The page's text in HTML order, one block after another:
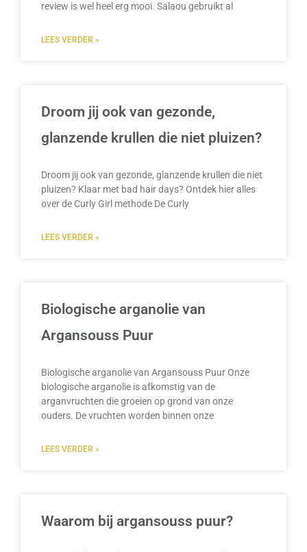
review is wel heel erg mooi. Salaou gebruikt al
LEES VERDER »
Droom jij ook van gezonde,
glanzende krullen die niet pluizen?
Droom jij ook van gezonde, glanzende krullen die niet
pluizen? Klaar met bad hair days? Ontdek hier alles
over de Curly Girl methode De Curly
LEES VERDER »
Biologische arganolie van
Argansouss Puur
Biologische arganolie van Argansouss Puur Onze
biologische arganolie is afkomstig van de
arganvruchten die groeien op grond van onze
ouders. De vruchten worden binnen onze
LEES VERDER »
Waarom bij argansouss puur?